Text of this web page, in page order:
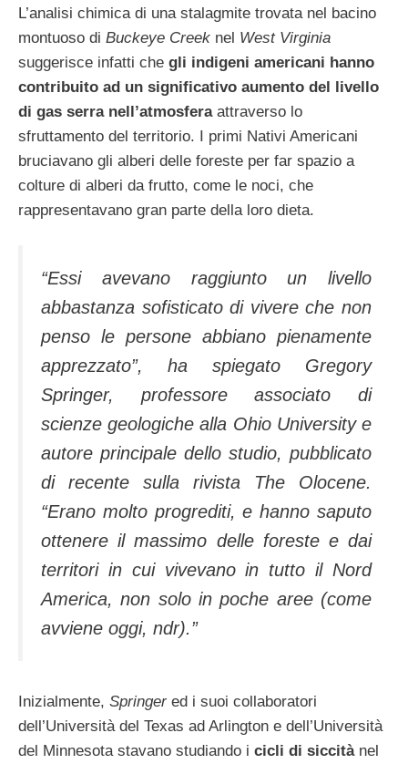
L’analisi chimica di una stalagmite trovata nel bacino
montuoso di Buckeye Creek nel West Virginia
suggerisce infatti che gli indigeni americani hanno
contribuito ad un significativo aumento del livello
di gas serra nell’atmosferaattraverso lo
sfruttamento del territorio. I primi Nativi Americani
bruciavano gli alberi delle foreste per far spazio a
colture di alberi da frutto, come le noci, che
rappresentavano gran parte della loro dieta.
“Essi avevano raggiunto un livello
abbastanza sofisticato di vivere che non
penso le persone abbiano pienamente
apprezzato”, ha spiegato Gregory
Springer, professore associato di
scienze geologiche alla Ohio Universitye
autore principale dello studio, pubblicato
di recente sulla rivista The Olocene.
“Erano molto progrediti, e hanno saputo
ottenere il massimo delle foreste e dai
territori in cui vivevano in tutto il Nord
America, non solo in poche aree (come
avviene oggi, ndr).”
Inizialmente, Springered i suoi collaboratori
dell’Università del Texas ad Arlington e dell’Università
del Minnesota stavano studiando i cicli di siccità nel